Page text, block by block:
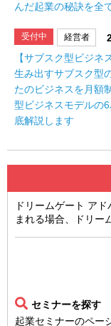
んだ起業の秘訣を全
受付中 経営者
【サブスク型ビジ
生み出すサブスク型
たのビジネスを月額
型ビジネスモデルの
底解説します
ドリームゲート ア
まれる場合、ドリー
セミナーを探す
起業セミナーのペー